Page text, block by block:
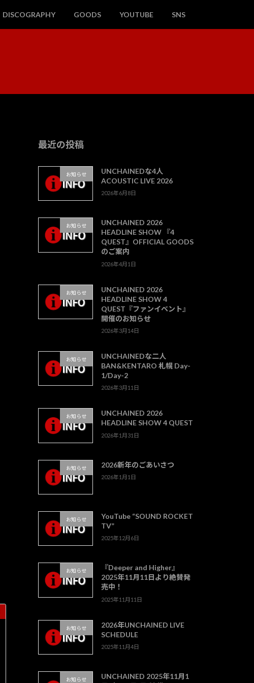
DISCOGRAPHY GOODS YOUTUBE SNS
最近の投稿
お知らせ
UNCHAINEDな4人
ACOUSTIC LIVE 2026
2026年6月8日
お知らせ
UNCHAINED 2026
HEADLINE SHOW 『4
QUEST』OFFICIAL GOODS
のご案内
2026年4月1日
お知らせ
UNCHAINED 2026
HEADLINE SHOW 4
QUEST『ファンイベント』
開催のお知らせ
2026年3月14日
お知らせ
UNCHAINEDな二人
BAN&KENTARO 札幌 Day-
1/Day-2
2026年3月11日
お知らせ
UNCHAINED 2026
HEADLINE SHOW 4 QUEST
2026年1月31日
お知らせ 2026新年のごあいさつ
2026年1月1日
お知らせ
YouTube “SOUND ROCKET
TV”
2025年12月6日
お知らせ
『Deeper and Higher』
2025年11月11日より絶賛発
売中！
2025年11月11日
お知らせ
2026年UNCHAINED LIVE
SCHEDULE
2025年11月4日
お知らせ
UNCHAINED 2025年11月1